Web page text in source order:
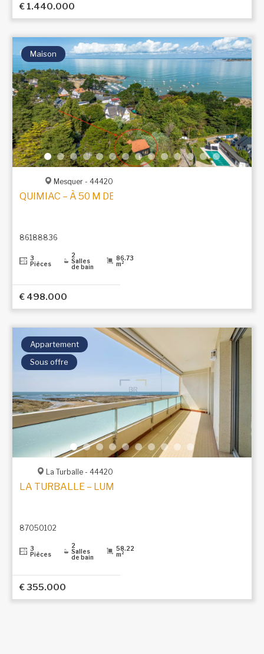
€ 1.440.000
Maison
Mesquer - 44420
QUIMIAC – À 50 M DE LA PLAGE, DANS UN ÉCRIN DE
86188836
3
Pièces
2
Salles
de bain
86.73
m²
€ 498.000
Appartement
Sous offre
La Turballe - 44420
LA TURBALLE – LUMINEUX T3 AVEC VUE
87050102
3
Pièces
2
Salles
de bain
58.22
m²
€ 355.000